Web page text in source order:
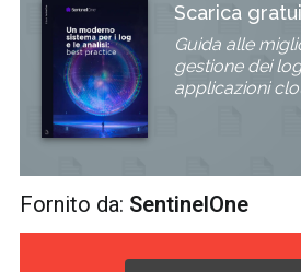
Scarica
Guida alle
gestione dei
applicazioni
Fornito da: SentinelOne